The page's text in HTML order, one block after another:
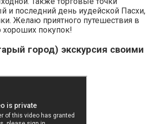
и последний день иудейской Пасхи,
Желаю приятного путешествия в
хороших покупок!
город) экскурсия своими